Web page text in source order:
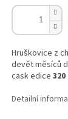
Hruškovice z
devět měsíců
cask edice
Detailní